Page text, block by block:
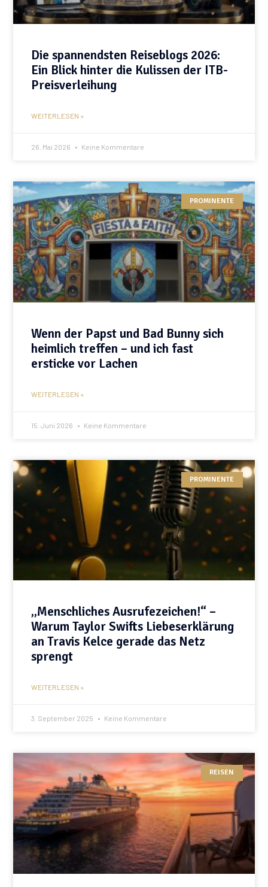
Die spannendsten Reiseblogs 2026:
Ein Blick hinter die Kulissen der ITB-
Preisverleihung
WEITERLESEN »
26. Mai 2026 Keine Kommentare
PROMINENTE
Wenn der Papst und Bad Bunny sich
heimlich treffen – und ich fast
ersticke vor Lachen
WEITERLESEN »
15. Juni 2026 Keine Kommentare
PROMINENTE
„Menschliches Ausrufezeichen!“ –
Warum Taylor Swifts Liebeserklärung
an Travis Kelce gerade das Netz
sprengt
WEITERLESEN »
3. September 2025 Keine Kommentare
REISEN